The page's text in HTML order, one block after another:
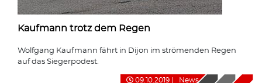
Kaufmann trotz dem Regen
Wolfgang Kaufmann fährt in Dijon im strömenden Regen
auf das Siegerpodest.
09.10.2019 News